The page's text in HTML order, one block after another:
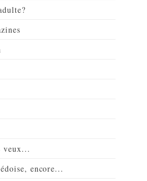
veux...
encore...